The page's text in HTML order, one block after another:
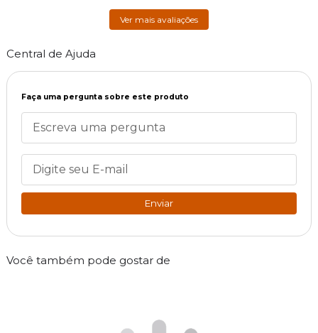
Ver mais avaliações
Central de Ajuda
Faça uma pergunta sobre este produto
Enviar
Você também pode gostar de